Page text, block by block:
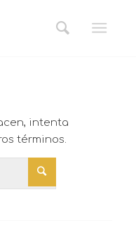
intenta
términos.